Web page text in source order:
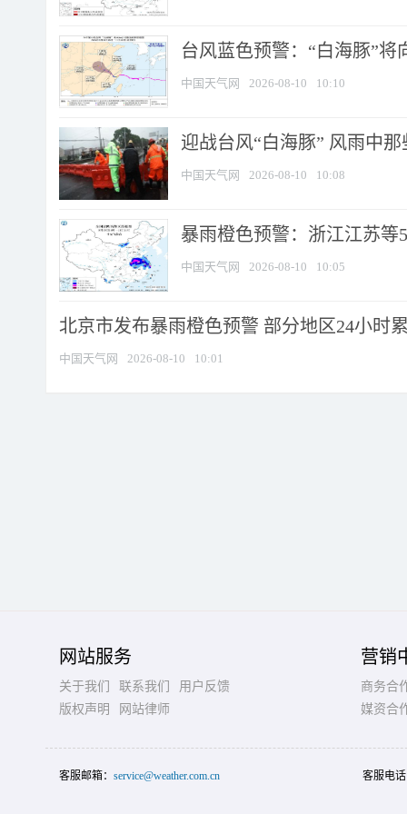
台风蓝色预警：“白海豚”
中国天气网 2026-08-10 10:10
迎战台风“白海豚” 风雨中
中国天气网 2026-08-10 10:08
暴雨橙色预警：浙江江苏等
中国天气网 2026-08-10 10:05
北京市发布暴雨橙色预警 部分地区24小时
中国天气网 2026-08-10 10:01
网站服务
关于我们 联系我们
用户反馈
版权声明
网站律师
营销
商务合
媒资合
客服邮箱： service@weather.com.cn 客服电